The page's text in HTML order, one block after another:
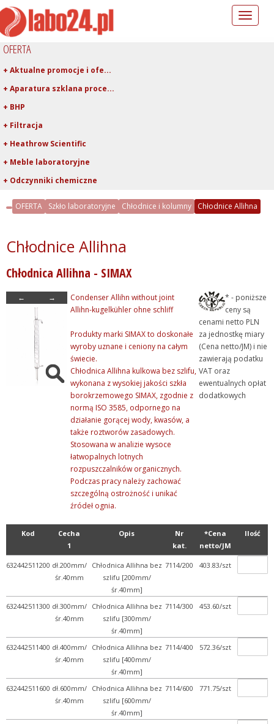
Toggle
OFERTA
+ Aktualne promocje i ofe...
+ Aparatura szklana proce...
+ BHP
+ Filtracja
+ Heathrow Scientific
+ Meble laboratoryjne
+ Odczynniki chemiczne
+ Pipetowanie i dawkowani...
+ Plastiki laboratoryjne
+ Rury, pręty, kapilary ...
+ Szkło kwarcowe
- Szkło laboratoryjne
+ Aparaty szklane laborat...
+ Butle i butelki szklane
- Chłodnice i kolumny
- Chłodnice Allihna
+ Chłodnice Davisa
+ Chłodnice Dimrotha
+ Chłodnice inne
+ Chłodnice Liebiga
+ Chłodnice powietrzne
+ Chłodnice spiralne
+ Kolumny chromatograficz...
+ Kolumny Hempla
+ Kolumny Vigreux
+ Eksykatory i dzwony szk...
+ Kolby
+ Krystalizatory, parowni...
+ Lejki szklane
+ Naczynia do mikrobiolog...
+ Naczynka wagowe i pojem...
OFERTA Szkło laboratoryjne Chłodnice i kolumny Chłodnice Allihna
Chłodnice Allihna
Chłodnica Allihna - SIMAX
← →
Condenser Allihn without joint
Allihn-kugelkühler ohne schliff
Produkty marki SIMAX to doskonałe
wyroby uznane i ceniony na całym
świecie.
Chłodnica Allihna kulkowa bez szlifu,
wykonana z wysokiej jakości szkła
borokrzemowego SIMAX, zgodnie z
normą ISO 3585, odpornego na
działanie gorącej wody, kwasów, a
także roztworów zasadowych.
Stosowana w analizie wysoce
łatwopalnych lotnych
rozpuszczalników organicznych.
Podczas pracy należy zachować
szczególną ostrożność i unikać
źródeł ognia.
* - poniższe
ceny są
cenami netto PLN
za jednostkę miary
(Cena netto/JM) i nie
zawierają podatku
VAT oraz
ewentualnych opłat
dodatkowych
Kod
Cecha
1
Opis
Nr
kat.
*Cena
netto/JM
Ilość
632442511200 dł.200mm/
śr.40mm
Chłodnica Allihna bez
szlifu [200mm/
śr.40mm]
7114/200 403.83/szt
632442511300 dł.300mm/
śr.40mm
Chłodnica Allihna bez
szlifu [300mm/
śr.40mm]
7114/300 453.60/szt
632442511400 dł.400mm/
śr.40mm
Chłodnica Allihna bez
szlifu [400mm/
śr.40mm]
7114/400 572.36/szt
632442511600 dł.600mm/
śr.40mm
Chłodnica Allihna bez
szlifu [600mm/
śr.40mm]
7114/600 771.75/szt